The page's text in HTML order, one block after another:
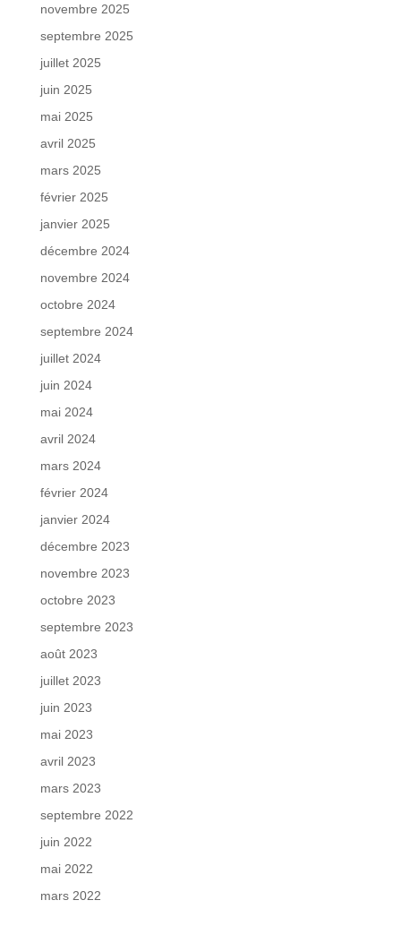
novembre 2025
septembre 2025
juillet 2025
juin 2025
mai 2025
avril 2025
mars 2025
février 2025
janvier 2025
décembre 2024
novembre 2024
octobre 2024
septembre 2024
juillet 2024
juin 2024
mai 2024
avril 2024
mars 2024
février 2024
janvier 2024
décembre 2023
novembre 2023
octobre 2023
septembre 2023
août 2023
juillet 2023
juin 2023
mai 2023
avril 2023
mars 2023
septembre 2022
juin 2022
mai 2022
mars 2022